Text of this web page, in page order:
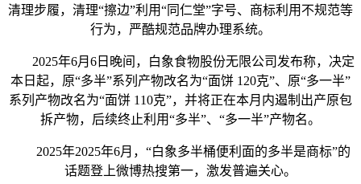
清理步履，清理“擦边”利用“同仁堂”字号、商标利用不规范等
行为，严酷规范品牌办理系统。
2025年6月6日晚间，白象食物股份无限公司发布称，决定
本日起，原“多半”系列产物改名为“面饼 120克”、原“多一半”
系列产物改名为“面饼 110克”，并将正在本月内遏制出产原包
拆产物，后续终止利用“多半”、“多一半”产物名。
2025年2025年6月，“白象多半桶便利面的多半是商标”的
话题登上微博热搜第一，激发普遍关心。